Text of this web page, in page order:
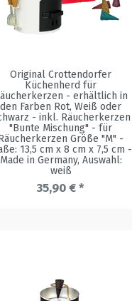
Original Crottendorfer
Küchenherd für
- erhältlich in
den Farben Rot, Weiß oder
- inkl. Räucherkerzen
"Bunte Mischung" - für
Größe "M" -
13,5 cm x 8 cm x 7,5 cm -
Made in Germany, Auswahl:
weiß
35,90 € *